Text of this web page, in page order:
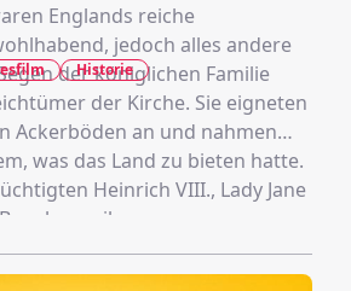
Englands reiche
jedoch alles andere
der königlichen Familie
der Kirche. Sie eigneten
Ackerböden an und nahmen
was das Land zu bieten hatte.
Heinrich VIII., Lady Jane
ihrer
distanzierte sich von ihren
Doch als behütete 16-Jährige
Historie